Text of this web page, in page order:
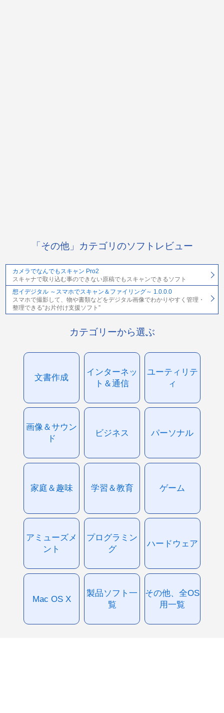
「その他」カテゴリのソフトレビュー
カメラでなんでもスキャン Pro2
スキャナで取り込む事のできない原稿でもスキャンできるソフト
想イデジタル ～スマホでスキャン＆ファイリング～ 1.0.0.0
スマホで撮影して、物や書類などをデジタル画像でわかりやすく管理・
整理できる“お片付け支援ソフト”
カテゴリーから選ぶ
文書作成
インターネッ
ト＆通信
ユーティリテ
ィ
画像＆サウン
ド
ビジネス パーソナル
家庭＆趣味 学習＆教育 ゲーム
アミューズメ
ント
プログラミン
グ
ハードウェア
Mac OS X
製品ソフト一
覧
その他、全OS
用一覧